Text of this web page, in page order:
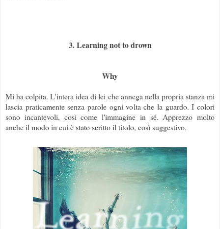
3. Learning not to drown
Why
Mi ha colpita. L'intera idea di lei che annega nella propria stanza mi
lascia praticamente senza parole ogni volta che la guardo. I colori
sono incantevoli, così come l'immagine in sé. Apprezzo molto
anche il modo in cui è stato scritto il titolo, così suggestivo.